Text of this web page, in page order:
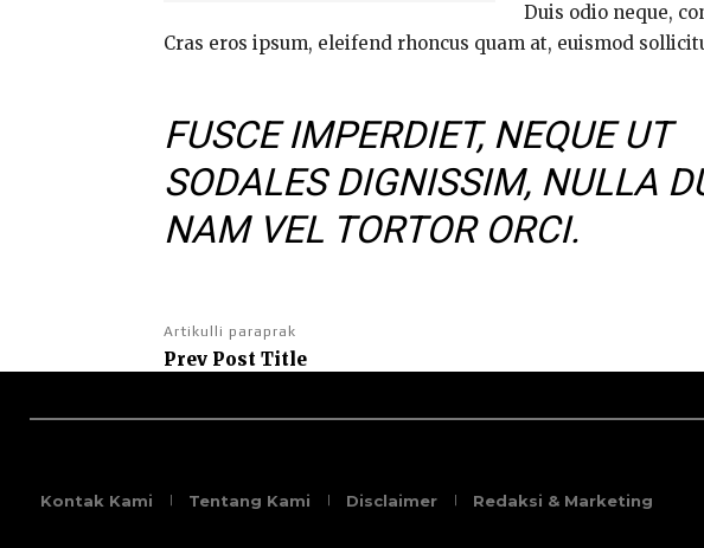
Duis odio neque,
Cras eros ipsum, eleifend rhoncus quam at, euismod
FUSCE IMPERDIET, NEQUE UT
SODALES DIGNISSIM, NULLA
NAM VEL TORTOR ORCI.
Artikulli paraprak
Prev Post Title
Kontak Kami Tentang Kami Disclaimer Redaksi & Marketing